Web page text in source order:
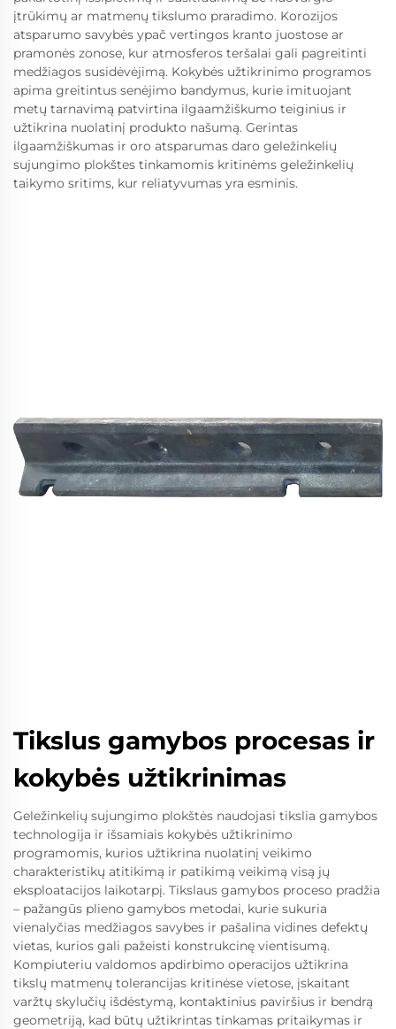
įtrūkimų ar matmenų tikslumo praradimo. Korozijos
atsparumo savybės ypač vertingos kranto juostose ar
pramonės zonose, kur atmosferos teršalai gali pagreitinti
medžiagos susidėvėjimą. Kokybės užtikrinimo programos
apima greitintus senėjimo bandymus, kurie imituojant
metų tarnavimą patvirtina ilgaamžiškumo teiginius ir
užtikrina nuolatinį produkto našumą. Gerintas
ilgaamžiškumas ir oro atsparumas daro geležinkelių
sujungimo plokštes tinkamomis kritinėms geležinkelių
taikymo sritims, kur reliatyvumas yra esminis.
Tikslus gamybos procesas ir
kokybės užtikrinimas
Geležinkelių sujungimo plokštės naudojasi tikslia gamybos
technologija ir išsamiais kokybės užtikrinimo
programomis, kurios užtikrina nuolatinį veikimo
charakteristikų atitikimą ir patikimą veikimą visą jų
eksploatacijos laikotarpį. Tikslaus gamybos proceso pradžia
– pažangūs plieno gamybos metodai, kurie sukuria
vienalyčias medžiagos savybes ir pašalina vidines defektų
vietas, kurios gali pažeisti konstrukcinę vientisumą.
Kompiuteriu valdomos apdirbimo operacijos užtikrina
tikslų matmenų tolerancijas kritinėse vietose, įskaitant
varžtų skylučių išdėstymą, kontaktinius paviršius ir bendrą
geometriją, kad būtų užtikrintas tinkamas pritaikymas ir